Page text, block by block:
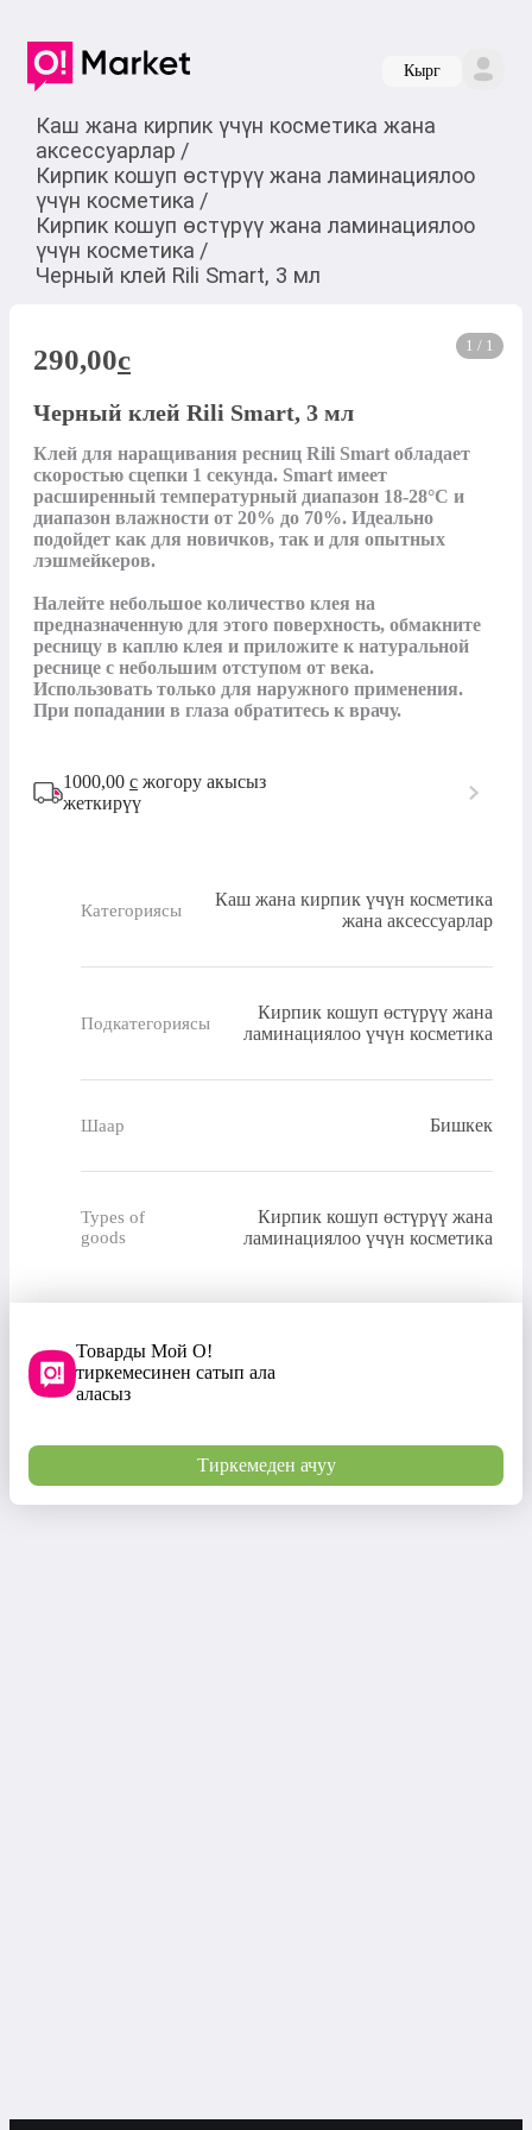
Кырг
Каш жана кирпик үчүн косметика жана
аксессуарлар /
Кирпик кошуп өстүрүү жана ламинациялоо
үчүн косметика /
Кирпик кошуп өстүрүү жана ламинациялоо
үчүн косметика /
Черный клей Rili Smart, 3 мл
1 / 1
290,00c
Черный клей Rili Smart, 3 мл
Клей для наращивания ресниц Rili Smart обладает
скоростью сцепки 1 секунда. Smart имеет
расширенный температурный диапазон 18-28°С и
диапазон влажности от 20% до 70%. Идеально
подойдет как для новичков, так и для опытных
лэшмейкеров.
Налейте небольшое количество клея на
предназначенную для этого поверхность, обмакните
ресницу в каплю клея и приложите к натуральной
реснице с небольшим отступом от века.
Использовать только для наружного применения.
При попадании в глаза обратитесь к врачу.
1000,00 с жогору акысыз
жеткирүү
Категориясы
Каш жана кирпик үчүн косметика
жана аксессуарлар
Подкатегориясы
Кирпик кошуп өстүрүү жана
ламинациялоо үчүн косметика
Шаар Бишкек
Types of
goods
Кирпик кошуп өстүрүү жана
ламинациялоо үчүн косметика
Товарды Мой О!
тиркемесинен сатып ала
аласыз
Тиркемеден ачуу